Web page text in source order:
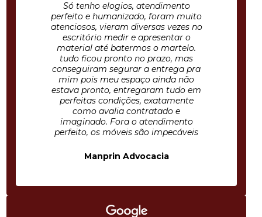
Só tenho elogios, atendimento
perfeito e humanizado, foram muito
atenciosos, vieram diversas vezes no
escritório medir e apresentar o
material até batermos o martelo.
tudo ficou pronto no prazo, mas
conseguiram segurar a entrega pra
mim pois meu espaço ainda não
estava pronto, entregaram tudo em
perfeitas condições, exatamente
como avalia contratado e
imaginado. Fora o atendimento
perfeito, os móveis são impecáveis
Manprin Advocacia